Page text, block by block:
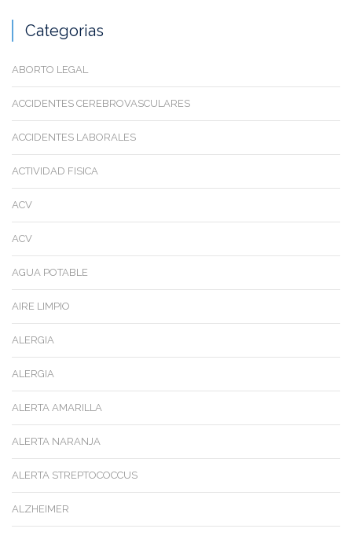
Categorias
ABORTO LEGAL
ACCIDENTES CEREBROVASCULARES
ACCIDENTES LABORALES
ACTIVIDAD FISICA
ACV
ACV
AGUA POTABLE
AIRE LIMPIO
ALERGIA
ALERGIA
ALERTA AMARILLA
ALERTA NARANJA
ALERTA STREPTOCOCCUS
ALZHEIMER